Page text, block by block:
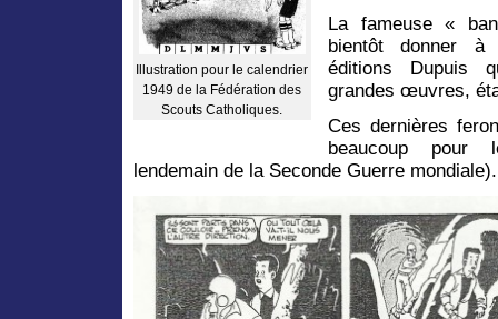
Illustration pour le calendrier
1949 de la Fédération des
Scouts Catholiques.
La fameuse «
bientôt donner à
éditions Dupuis
grandes œuvres,
Ces dernières
beaucoup pour
lendemain de la Seconde Guerre mondiale).